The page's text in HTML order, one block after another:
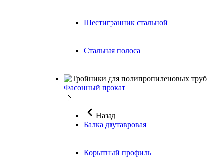
Шестигранник стальной
Стальная полоса
Фасонный прокат
Назад
Балка двутавровая
Корытный профиль